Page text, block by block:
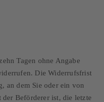
Tagen ohne Angabe
Die Widerrufsfrist
an dem Sie oder ein von
Beförderer ist, die letzte